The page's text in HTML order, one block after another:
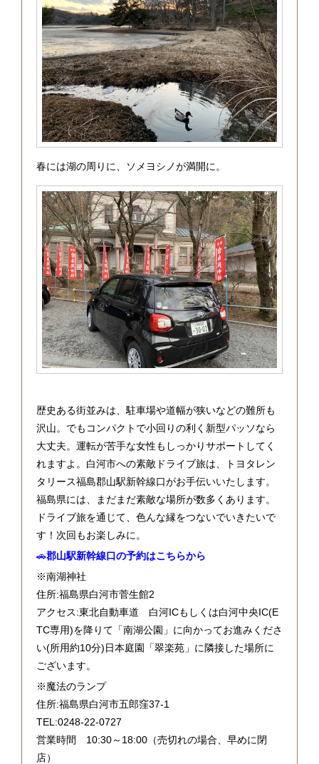
春には湖の周りに、ソメヨシノが満開に。
歴史ある街並みは、駐車場や道幅が狭いなどの難所も
沢山。でもコンパクトで小回りの利く新型パッソなら
大丈夫。運転が苦手な女性もしっかりサポートしてく
れますよ。白河市への素敵ドライブ旅は、トヨタレン
タリース福島郡山駅新幹線口がお手伝いいたします。
福島県には、まだまだ素敵な場所が数多くあります。
ドライブ旅を通じて、色んな縁をつないでいきたいで
す！次回もお楽しみに。
🚗郡山駅新幹線口の予約はこちらから
※南湖神社
住所:福島県白河市菅生館2
アクセス:東北自動車道 白河ICもしくは白河中央IC(E
TC専用)を降りて「南湖公園」に向かってお進みくださ
い(所用約10分)日本庭園「翠楽苑」に隣接した場所に
ございます。
※魔法のランプ
住所:福島県白河市五郎窪37-1
TEL:0248-22-0727
営業時間 10:30～18:00（売切れの場合、早めに閉
店）